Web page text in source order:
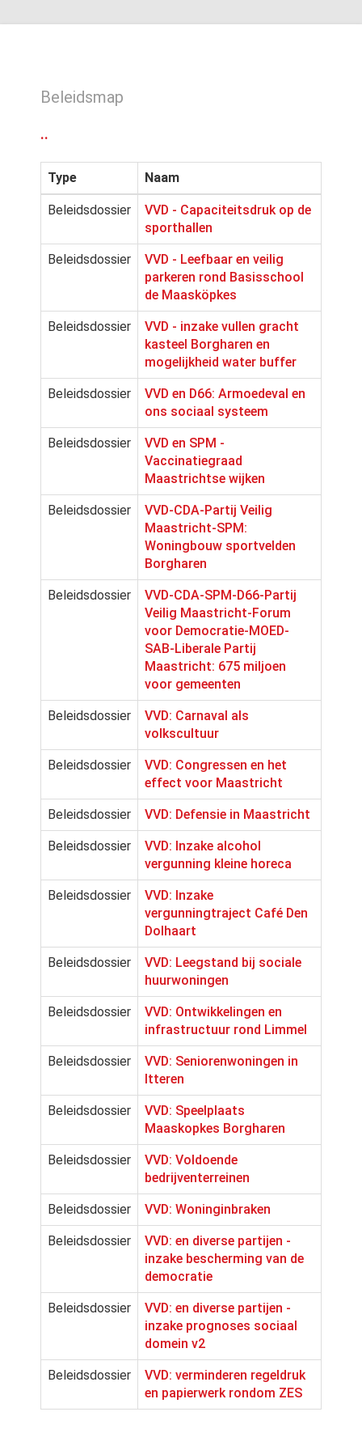
Beleidsmap
..
Type Naam
Beleidsdossier
VVD - Capaciteitsdruk op de
sporthallen
Beleidsdossier
VVD - Leefbaar en veilig
parkeren rond Basisschool
de Maasköpkes
Beleidsdossier
VVD - inzake vullen gracht
kasteel Borgharen en
mogelijkheid water buffer
Beleidsdossier
VVD en D66: Armoedeval en
ons sociaal systeem
Beleidsdossier
VVD en SPM -
Vaccinatiegraad
Maastrichtse wijken
Beleidsdossier
VVD-CDA-Partij Veilig
Maastricht-SPM:
Woningbouw sportvelden
Borgharen
Beleidsdossier
VVD-CDA-SPM-D66-Partij
Veilig Maastricht-Forum
voor Democratie-MOED-
SAB-Liberale Partij
Maastricht: 675 miljoen
voor gemeenten
Beleidsdossier
VVD: Carnaval als
volkscultuur
Beleidsdossier
VVD: Congressen en het
effect voor Maastricht
Beleidsdossier VVD: Defensie in Maastricht
Beleidsdossier
VVD: Inzake alcohol
vergunning kleine horeca
Beleidsdossier
VVD: Inzake
vergunningtraject Café Den
Dolhaart
Beleidsdossier
VVD: Leegstand bij sociale
huurwoningen
Beleidsdossier
VVD: Ontwikkelingen en
infrastructuur rond Limmel
Beleidsdossier
VVD: Seniorenwoningen in
Itteren
Beleidsdossier
VVD: Speelplaats
Maaskopkes Borgharen
Beleidsdossier
VVD: Voldoende
bedrijventerreinen
Beleidsdossier VVD: Woninginbraken
Beleidsdossier
VVD: en diverse partijen -
inzake bescherming van de
democratie
Beleidsdossier
VVD: en diverse partijen -
inzake prognoses sociaal
domein v2
Beleidsdossier
VVD: verminderen regeldruk
en papierwerk rondom ZES